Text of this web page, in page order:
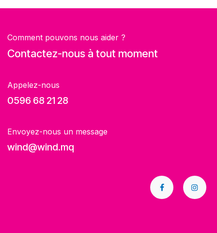
Comment pouvons nous aider ?
Contactez-nous à tout moment
Appelez-nous
0596 68 21 28
Envoyez-nous un message
wind@wind.mq